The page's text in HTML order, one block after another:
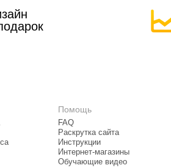
Помощь
FAQ
Раскрутка сайта
Инструкции
Интернет-магазины
Обучающие видео